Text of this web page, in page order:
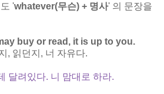
'whatever(무슨) + 명사' 의 문장을
buy or read, it is up to you.
, 읽던지, 너 자유다.
달려있다. 니 맘대로 하라.